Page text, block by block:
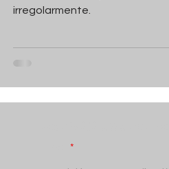
irregolarmente.